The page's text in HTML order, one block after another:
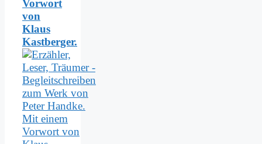
Vorwort
von
Klaus
Kastberger.